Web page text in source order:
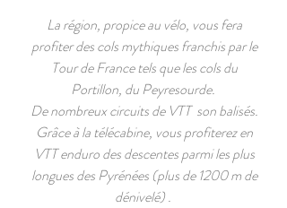
La région, propice au vélo, vous fera
profiter des cols mythiques franchis par le
Tour de France tels que les cols du
Portillon, du Peyresourde.
De nombreux circuits de VTT son balisés.
Grâce à la télécabine, vous profiterez en
VTT enduro des descentes parmi les plus
longues des Pyrénées (plus de 1200 m de
dénivelé) .